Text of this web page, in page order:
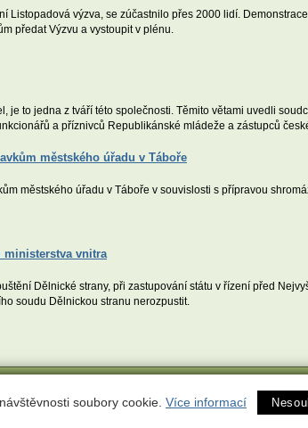
soubory cookie. Více informací
Listopadová výzva, se zúčastnilo přes 2000 lidí.
předat Výzvu a vystoupit v plénu.
to jedna z tváří této společnosti. Těmito větami uvedli
a příznivců Republikánské mládeže a zástupců
městského úřadu v Táboře
městského úřadu v Táboře v souvislosti s přípravou
ministerstva vnitra
Dělnické strany, při zastupování státu v řízení před
soudu Dělnickou stranu nerozpustit.